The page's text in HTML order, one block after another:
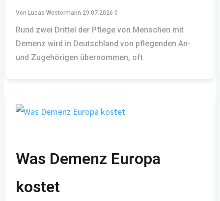
nach:
Von Lucas Westermann 29.07.2026 0
Rund zwei Drittel der Pflege von Menschen mit
Demenz wird in Deutschland von pflegenden An-
und Zugehörigen übernommen, oft
Was Demenz Europa
kostet